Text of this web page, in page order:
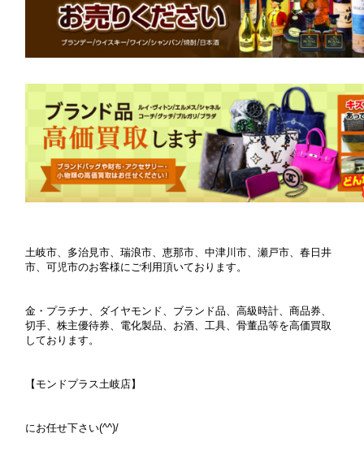
土岐市、多治見市、瑞浪市、恵那市、中津川市、瀬戸市、春日井
市、可児市のお客様にご利用頂いております。
金・プラチナ、ダイヤモンド、ブランド品、高級時計、商品券、
切手、株主優待券、電化製品、お酒、工具、骨董品等を高価買取
しております。
【モンドプラス土岐店】
にお任せ下さい(^^)/